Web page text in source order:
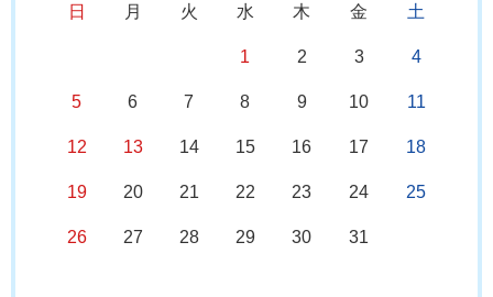
日 月 火 水 木 金 土
1 2 3 4
5 6 7 8 9 10 11
12 13 14 15 16 17 18
19 20 21 22 23 24 25
26 27 28 29 30 31